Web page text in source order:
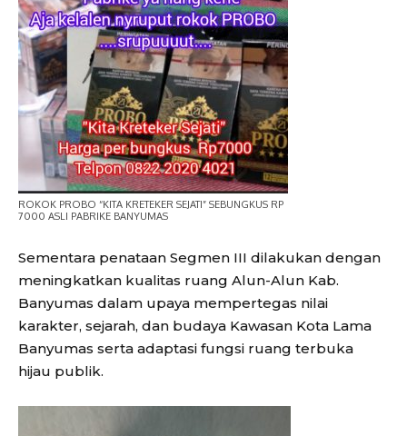
ROKOK PROBO “KITA KRETEKER SEJATI” SEBUNGKUS RP
7000 ASLI PABRIKE BANYUMAS
Sementara penataan Segmen III dilakukan dengan
meningkatkan kualitas ruang Alun-Alun Kab.
Banyumas dalam upaya mempertegas nilai
karakter, sejarah, dan budaya Kawasan Kota Lama
Banyumas serta adaptasi fungsi ruang terbuka
hijau publik.